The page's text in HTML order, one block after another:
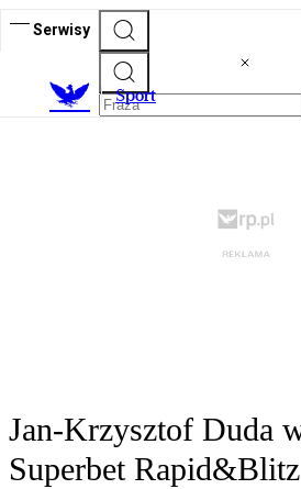
Serwisy
Sport
Jan-Krzysztof Duda
Superbet